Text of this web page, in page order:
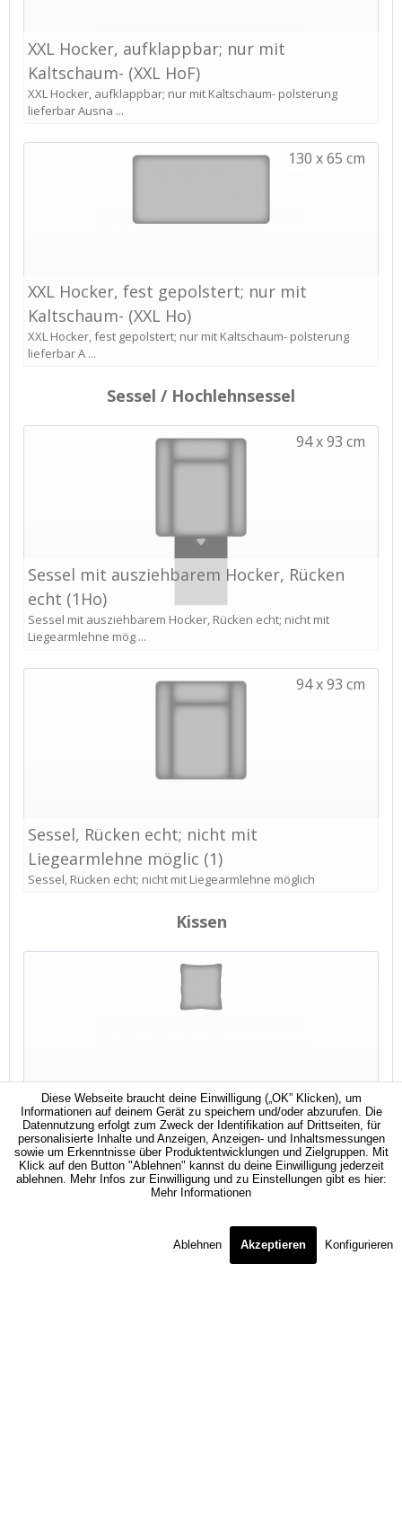
Diese Webseite braucht deine Einwilligung („OK” Klicken), um
Informationen auf deinem Gerät zu speichern und/oder abzurufen. Die
Datennutzung erfolgt zum Zweck der Identifikation auf Drittseiten, für
personalisierte Inhalte und Anzeigen, Anzeigen- und Inhaltsmessungen
sowie um Erkenntnisse über Produktentwicklungen und Zielgruppen. Mit
Klick auf den Button "Ablehnen" kannst du deine Einwilligung jederzeit
ablehnen. Mehr Infos zur Einwilligung und zu Einstellungen gibt es hier:
Mehr Informationen
Ablehnen Akzeptieren Konfigurieren